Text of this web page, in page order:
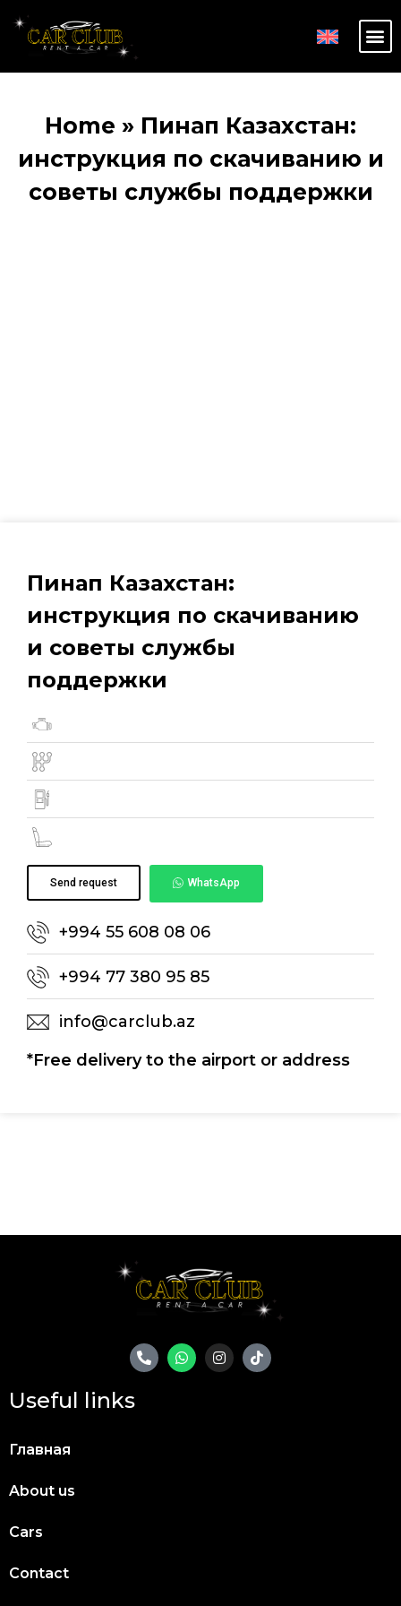
Home » Пинап Казахстан:
инструкция по скачиванию и
советы службы поддержки
Пинап Казахстан:
инструкция по скачиванию
и советы службы
поддержки
Send request WhatsApp
+994 55 608 08 06
+994 77 380 95 85
info@carclub.az
*Free delivery to the airport or address
Useful links
Главная
About us
Cars
Contact